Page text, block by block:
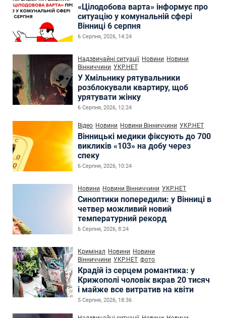
«Цілодобова варта» інформує про
ситуацію у комунальній сфері
Вінниці 6 серпня
6 Серпня, 2026, 14:24
Надзвичайні ситуації Новини Новини
Вінниччини УКР.НЕТ
У Хмільнику рятувальники
розблокували квартиру, щоб
урятувати жінку
6 Серпня, 2026, 12:24
Відео Новини Новини Вінниччини УКР.НЕТ
Вінницькі медики фіксують до 700
викликів «103» на добу через
спеку
6 Серпня, 2026, 10:24
Новини Новини Вінниччини УКР.НЕТ
Синоптики попередили: у Вінниці в
четвер можливий новий
температурний рекорд
6 Серпня, 2026, 8:24
Кримінал Новини Новини
Вінниччини УКР.НЕТ фото
Крадій із серцем романтика: у
Крижополі чоловік вкрав 20 тисяч
і майже все витратив на квіти
5 Серпня, 2026, 18:36